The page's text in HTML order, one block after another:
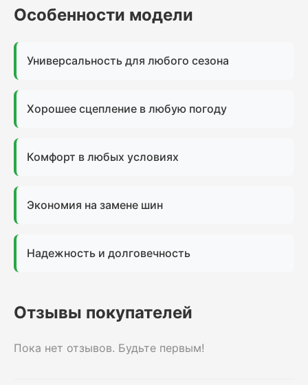
Особенности модели
Универсальность для любого сезона
Хорошее сцепление в любую погоду
Комфорт в любых условиях
Экономия на замене шин
Надежность и долговечность
Отзывы покупателей
Пока нет отзывов. Будьте первым!